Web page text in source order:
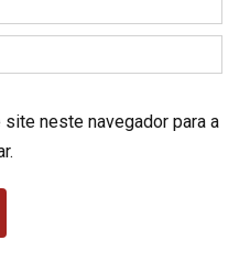
neste navegador para a